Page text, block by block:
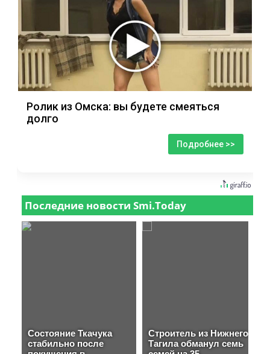
Ролик из Омска: вы будете смеяться
долго
Подробнее >>